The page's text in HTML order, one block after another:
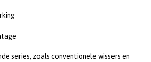
series, zoals conventionele wissers en